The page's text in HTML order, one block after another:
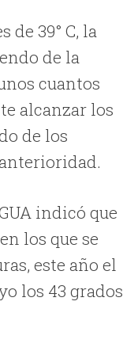
de 39° C, la
de la
cuantos
alcanzar los
de los
indicó que
los que se
este año el
los 43 grados